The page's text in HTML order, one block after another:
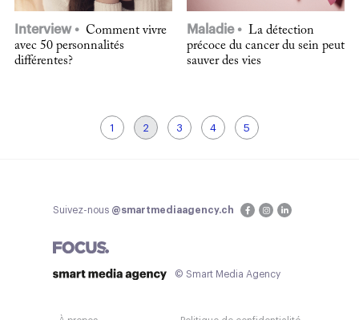
Interview
Comment vivre
avec 50 personnalités
différentes?
Maladie
La détection
précoce du cancer du sein peut
sauver des vies
1 2 3 4 5
Suivez-nous @smartmediaagency.ch
© Smart Media Agency